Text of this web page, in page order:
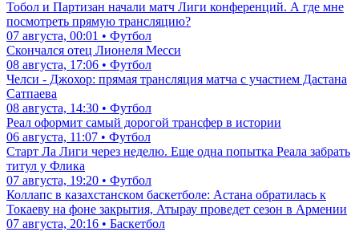
Тобол и Партизан начали матч Лиги конференций. А где мне
посмотреть прямую трансляцию?
07 августа, 00:01 • Футбол
Скончался отец Лионеля Месси
08 августа, 17:06 • Футбол
Челси - Джохор: прямая трансляция матча с участием Дастана
Сатпаева
08 августа, 14:30 • Футбол
Реал оформит самый дорогой трансфер в истории
06 августа, 11:07 • Футбол
Старт Ла Лиги через неделю. Еще одна попытка Реала забрать
титул у Флика
07 августа, 19:20 • Футбол
Коллапс в казахстанском баскетболе: Астана обратилась к
Токаеву на фоне закрытия, Атырау проведет сезон в Армении
07 августа, 20:16 • Баскетбол